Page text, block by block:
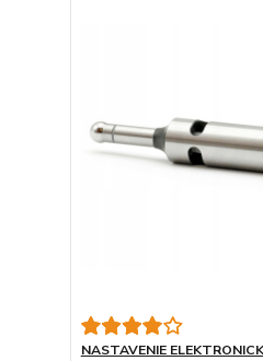
NASTAVENIE